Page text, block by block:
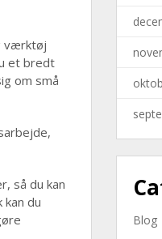
værktøj
et bredt
om små
så du kan
du
Blog